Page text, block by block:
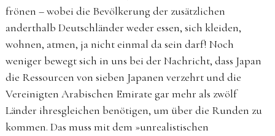
frönen – wobei die Bevölkerung der zusätzlichen
anderthalb Deutschländer weder essen, sich kleiden,
wohnen, atmen, ja nicht einmal da sein darf! Noch
weniger bewegt sich in uns bei der Nachricht, dass Japan
die Ressourcen von sieben Japanen verzehrt und die
Vereinigten Arabischen Emirate gar mehr als zwölf
Länder ihresgleichen benötigen, um über die Runden zu
kommen. Das muss mit dem »unrealistischen